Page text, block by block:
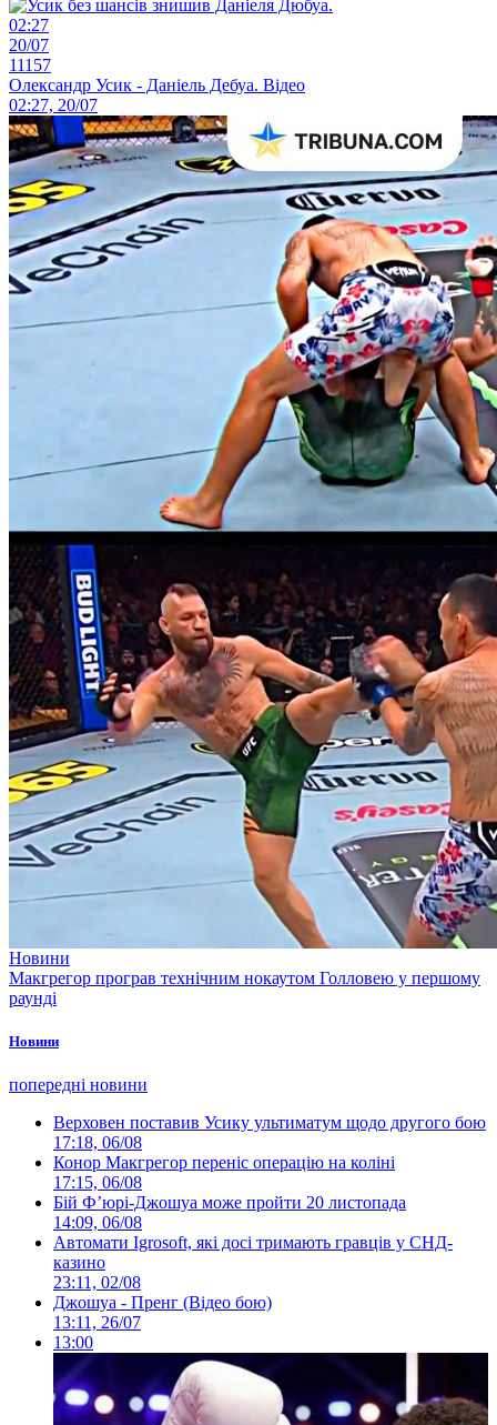
02:27
20/07
11157
Олександр Усик - Даніель Дебуа. Відео
02:27, 20/07
Новини
Макгрегор програв технічним нокаутом Голловею у першому
раунді
Новини
попередні новини
Верховен поставив Усику ультиматум щодо другого бою
17:18, 06/08
Конор Макгрегор переніс операцію на коліні
17:15, 06/08
Бій Ф’юрі-Джошуа може пройти 20 листопада
14:09, 06/08
Автомати Igrosoft, які досі тримають гравців у СНД-
казино
23:11, 02/08
Джошуа - Пренг (Відео бою)
13:11, 26/07
13:00